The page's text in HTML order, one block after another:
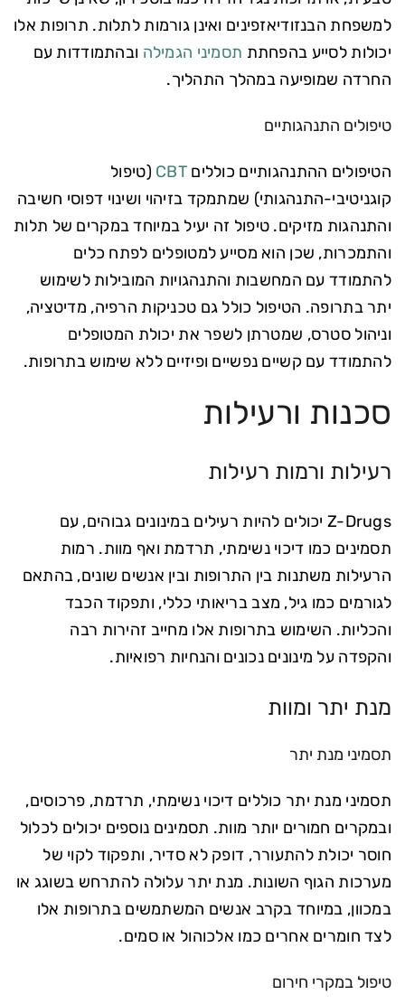
למשפחת הבנזודיאזפינים ואינן גורמות לתלות. תרופות אלו
יכולות לסייע בהפחתת תסמיני הגמילה ובהתמודדות עם
החרדה שמופיעה במהלך התהליך.
טיפולים התנהגותיים
הטיפולים ההתנהגותיים כוללים CBT (טיפול
קוגניטיבי-התנהגותי) שמתמקד בזיהוי ושינוי דפוסי חשיבה
והתנהגות מזיקים. טיפול זה יעיל במיוחד במקרים של תלות
והתמכרות, שכן הוא מסייע למטופלים לפתח כלים
להתמודד עם המחשבות והתנהגויות המובילות לשימוש
יתר בתרופה. הטיפול כולל גם טכניקות הרפיה, מדיטציה,
וניהול סטרס, שמטרתן לשפר את יכולת המטופלים
להתמודד עם קשיים נפשיים ופיזיים ללא שימוש בתרופות.
סכנות ורעילות
רעילות ורמות רעילות
Z-Drugs יכולים להיות רעילים במינונים גבוהים, עם
תסמינים כמו דיכוי נשימתי, תרדמת ואף מוות. רמות
הרעילות משתנות בין התרופות ובין אנשים שונים, בהתאם
לגורמים כמו גיל, מצב בריאותי כללי, ותפקוד הכבד
והכליות. השימוש בתרופות אלו מחייב זהירות רבה
והקפדה על מינונים נכונים והנחיות רפואיות.
מנת יתר ומוות
תסמיני מנת יתר
תסמיני מנת יתר כוללים דיכוי נשימתי, תרדמת, פרכוסים,
ובמקרים חמורים יותר מוות. תסמינים נוספים יכולים לכלול
חוסר יכולת להתעורר, דופק לא סדיר, ותפקוד לקוי של
מערכות הגוף השונות. מנת יתר עלולה להתרחש בשוגג או
במכוון, במיוחד בקרב אנשים המשתמשים בתרופות אלו
לצד חומרים אחרים כמו אלכוהול או סמים.
טיפול במקרי חירום